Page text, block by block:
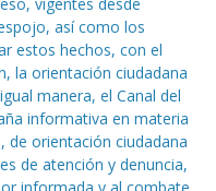
vigentes desde
así como los
estos hechos, con el
la orientación ciudadana
manera, el Canal del
informativa en materia
orientación ciudadana
de atención y denuncia,